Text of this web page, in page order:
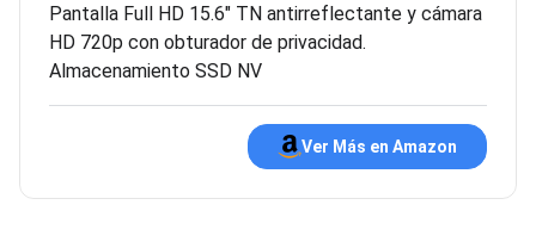
Pantalla Full HD 15.6″ TN antirreflectante y cámara
HD 720p con obturador de privacidad.
Almacenamiento SSD NV
Ver Más en Amazon